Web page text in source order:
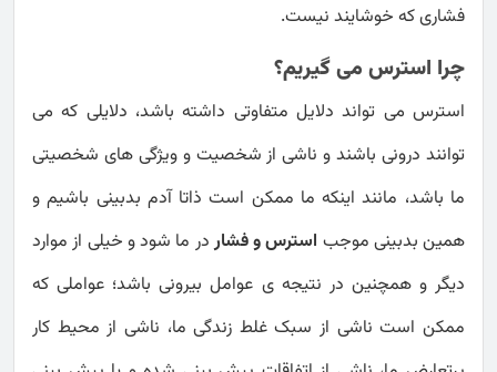
فشاری که خوشایند نیست.
چرا استرس می گیریم؟
استرس می تواند دلایل متفاوتی داشته باشد، دلایلی که می
توانند درونی باشند و ناشی از شخصیت و ویژگی های شخصیتی
ما باشد، مانند اینکه ما ممکن است ذاتا آدم بدبینی باشیم و
همین بدبینی موجب استرس و فشاردر ما شود و خیلی از موارد
دیگر و همچنین در نتیجه ی عوامل بیرونی باشد؛ عواملی که
ممکن است ناشی از سبک غلط زندگی ما، ناشی از محیط کار